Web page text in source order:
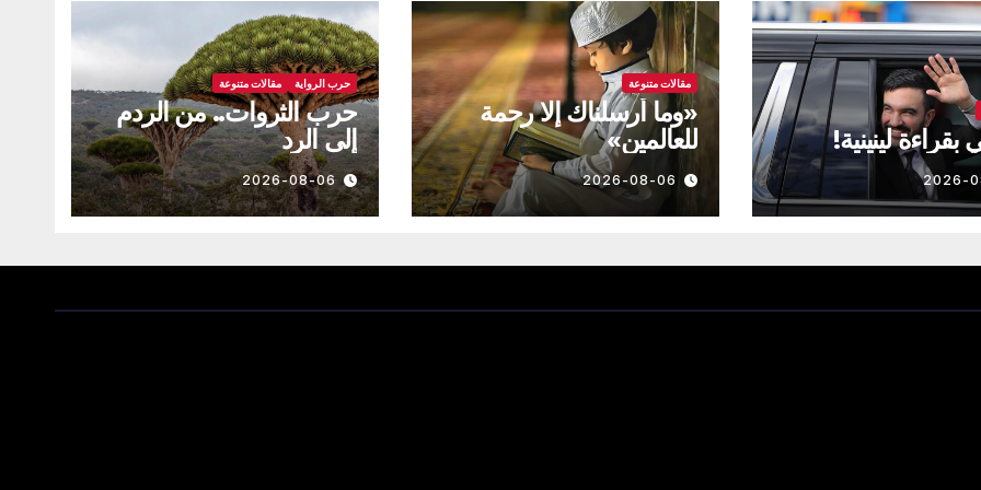
بقراءة لينينية!
2026-
مقالات متنوعة
«وما أرسلناك إلا رحمة
للعالمين»
2026-08-06
حرب الرواية مقالات متنوعة
حرب الثروات.. من الردم
إلى الرد
2026-08-06